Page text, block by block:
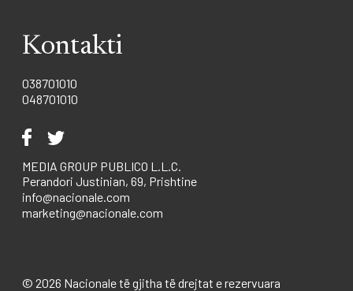
Kontakti
038701010
048701010
MEDIA GROUP PUBLICO L.L.C.
Perandori Justinian, 69, Prishtine
info@nacionale.com
marketing@nacionale.com
© 2026 Nacionale të gjitha të drejtat e rezervuara